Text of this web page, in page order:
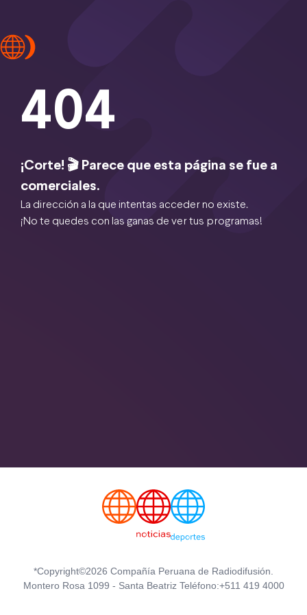
404
¡Corte! 🎬 Parece que esta página se fue a
comerciales.
La dirección a la que intentas acceder no existe.
¡No te quedes con las ganas de ver tus programas!
*Copyright©2026 Compañía Peruana de Radiodifusión.
Montero Rosa 1099 - Santa Beatriz Teléfono:+511 419 4000